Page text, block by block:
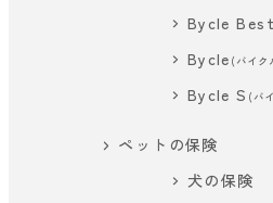
Bycle Best
Bycle (バイク
Bycle S (バ
ペットの保険
犬の保険